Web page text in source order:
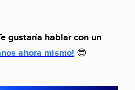
hablar con un
ahora mismo! 😎